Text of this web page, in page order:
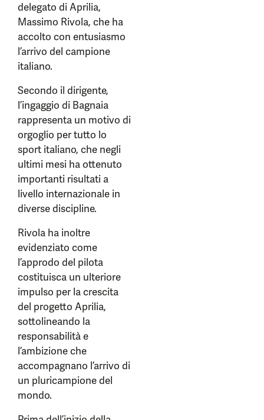
delegato di Aprilia,
Massimo Rivola, che ha
accolto con entusiasmo
l’arrivo del campione
italiano.
Secondo il dirigente,
l’ingaggio di Bagnaia
rappresenta un motivo di
orgoglio per tutto lo
sport italiano, che negli
ultimi mesi ha ottenuto
importanti risultati a
livello internazionale in
diverse discipline.
Rivola ha inoltre
evidenziato come
l’approdo del pilota
costituisca un ulteriore
impulso per la crescita
del progetto Aprilia,
sottolineando la
responsabilità e
l’ambizione che
accompagnano l’arrivo di
un pluricampione del
mondo.